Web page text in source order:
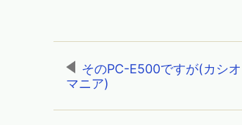
そのPC-E500ですが(カシオ
マニア)